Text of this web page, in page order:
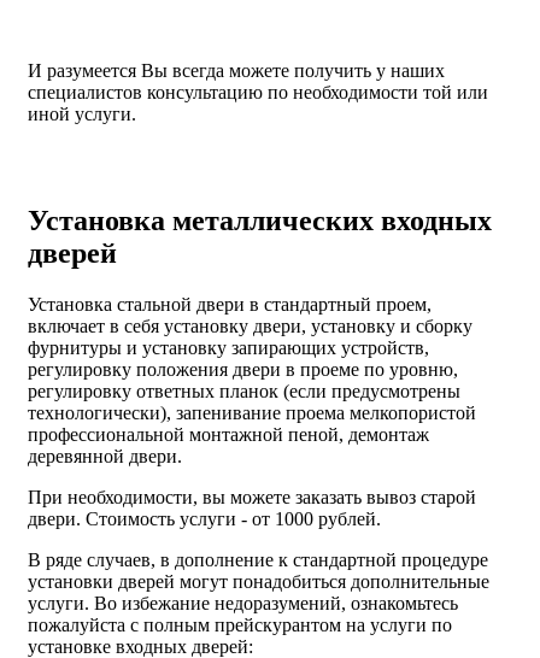
И разумеется Вы всегда можете получить у наших
специалистов консультацию по необходимости той или
иной услуги.
Установка металлических входных
дверей
Установка стальной двери в стандартный проем,
включает в себя установку двери, установку и сборку
фурнитуры и установку запирающих устройств,
регулировку положения двери в проеме по уровню,
регулировку ответных планок (если предусмотрены
технологически), запенивание проема мелкопористой
профессиональной монтажной пеной, демонтаж
деревянной двери.
При необходимости, вы можете заказать вывоз старой
двери. Стоимость услуги - от 1000 рублей.
В ряде случаев, в дополнение к стандартной процедуре
установки дверей могут понадобиться дополнительные
услуги. Во избежание недоразумений, ознакомьтесь
пожалуйста с полным прейскурантом на услуги по
установке входных дверей: